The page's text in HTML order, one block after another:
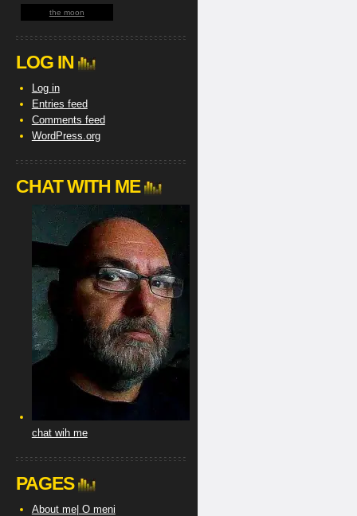
the moon
LOG IN
Log in
Entries feed
Comments feed
WordPress.org
CHAT WITH ME
chat wih me
PAGES
About me| O meni